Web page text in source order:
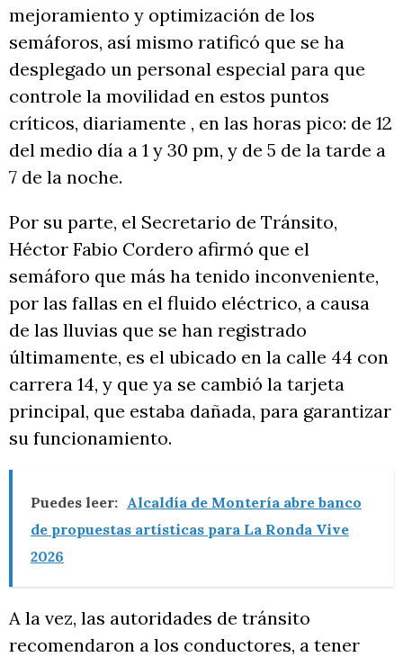
mejoramiento y optimización de los
semáforos, así mismo ratificó que se ha
desplegado un personal especial para que
controle la movilidad en estos puntos
críticos, diariamente , en las horas pico: de 12
del medio día a 1 y 30 pm, y de 5 de la tarde a
7 de la noche.
Por su parte, el Secretario de Tránsito,
Héctor Fabio Cordero afirmó que el
semáforo que más ha tenido inconveniente,
por las fallas en el fluido eléctrico, a causa
de las lluvias que se han registrado
últimamente, es el ubicado en la calle 44 con
carrera 14, y que ya se cambió la tarjeta
principal, que estaba dañada, para garantizar
su funcionamiento.
Puedes leer: Alcaldía de Montería abre banco
de propuestas artísticas para La Ronda Vive
2026
A la vez, las autoridades de tránsito
recomendaron a los conductores, a tener